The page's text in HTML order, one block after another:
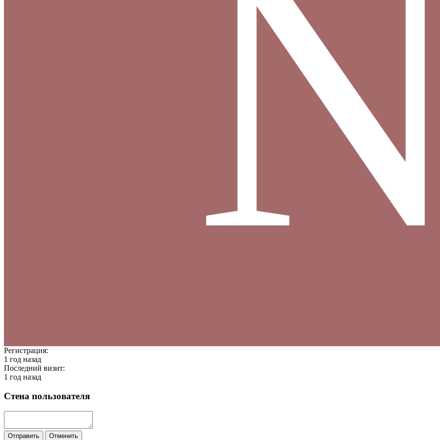
Регистрация:
1 год назад
Последний визит:
1 год назад
Стена пользователя
Отправить Отменить